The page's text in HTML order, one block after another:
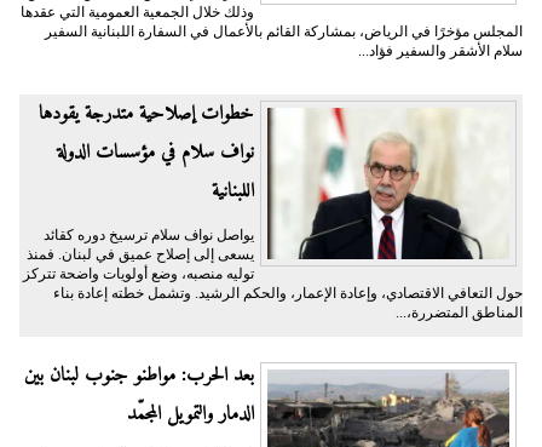
وذلك خلال الجمعية العمومية التي عقدها
المجلس مؤخرًا في الرياض، بمشاركة القائم بالأعمال في السفارة اللبنانية السفير
سلام الأشقر والسفير فؤاد...
خطوات إصلاحية متدرجة يقودها
نواف سلام في مؤسسات الدولة
اللبنانية
يواصل نواف سلام ترسيخ دوره كقائد
يسعى إلى إصلاح عميق في لبنان. فمنذ
توليه منصبه، وضع أولويات واضحة تتركز
حول التعافي الاقتصادي، وإعادة الإعمار، والحكم الرشيد. وتشمل خطته إعادة بناء
المناطق المتضررة،...
بعد الحرب: مواطنو جنوب لبنان بين
الدمار والتمويل المجمّد